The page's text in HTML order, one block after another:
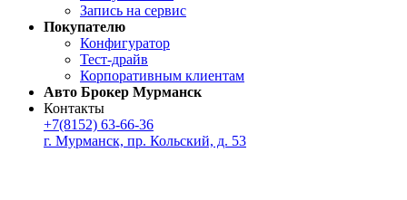
Запись на сервис
Покупателю
Конфигуратор
Тест-драйв
Корпоративным клиентам
Авто Брокер Мурманск
Контакты
+7(8152) 63-66-36
г. Мурманск, пр. Кольский, д. 53